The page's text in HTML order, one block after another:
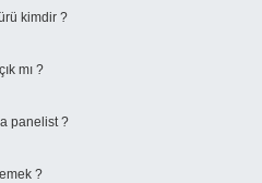
kimdir ?
mı ?
panelist ?
?